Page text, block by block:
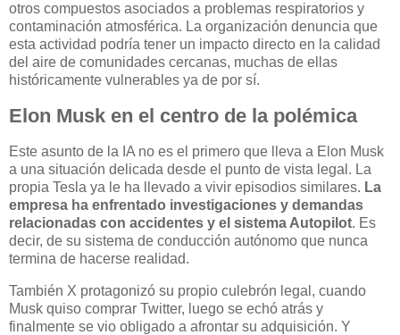
otros compuestos asociados a problemas respiratorios y
contaminación atmosférica. La organización denuncia que
esta actividad podría tener un impacto directo en la calidad
del aire de comunidades cercanas, muchas de ellas
históricamente vulnerables ya de por sí.
Elon Musk en el centro de la polémica
Este asunto de la IA no es el primero que lleva a Elon Musk
a una situación delicada desde el punto de vista legal. La
propia Tesla ya le ha llevado a vivir episodios similares. La
empresa ha enfrentado investigaciones y demandas
relacionadas con accidentes y el sistema Autopilot. Es
decir, de su sistema de conducción autónomo que nunca
termina de hacerse realidad.
También X protagonizó su propio culebrón legal, cuando
Musk quiso comprar Twitter, luego se echó atrás y
finalmente se vio obligado a afrontar su adquisición. Y